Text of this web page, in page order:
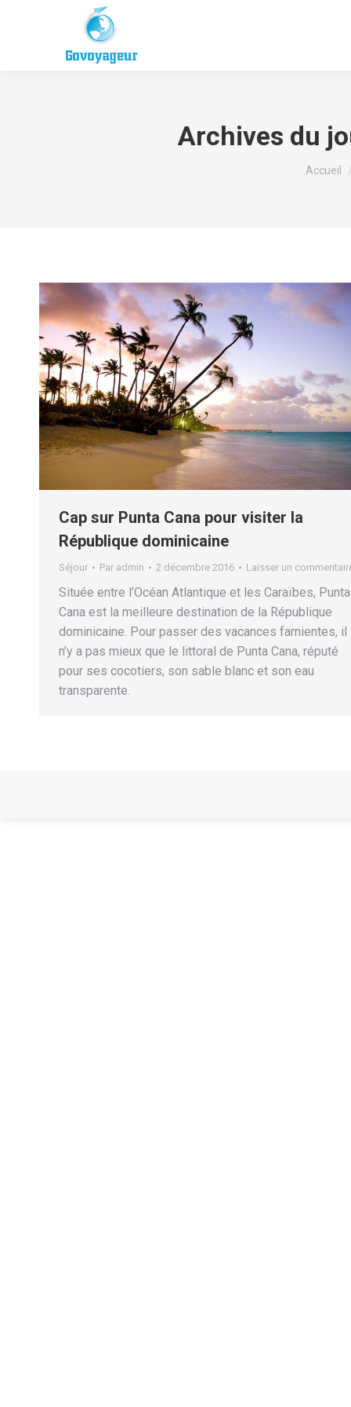
Archives du
Vous
Accueil
Cap sur Punta Cana pour visiter la
République dominicaine
Séjour Par admin 2 décembre 2016 Laisser un
Située entre l’Océan Atlantique et les Caraïbes, Punta
Cana est la meilleure destination de la République
dominicaine. Pour passer des vacances farnientes, il
n’y a pas mieux que le littoral de Punta Cana, réputé
pour ses cocotiers, son sable blanc et son eau
transparente.